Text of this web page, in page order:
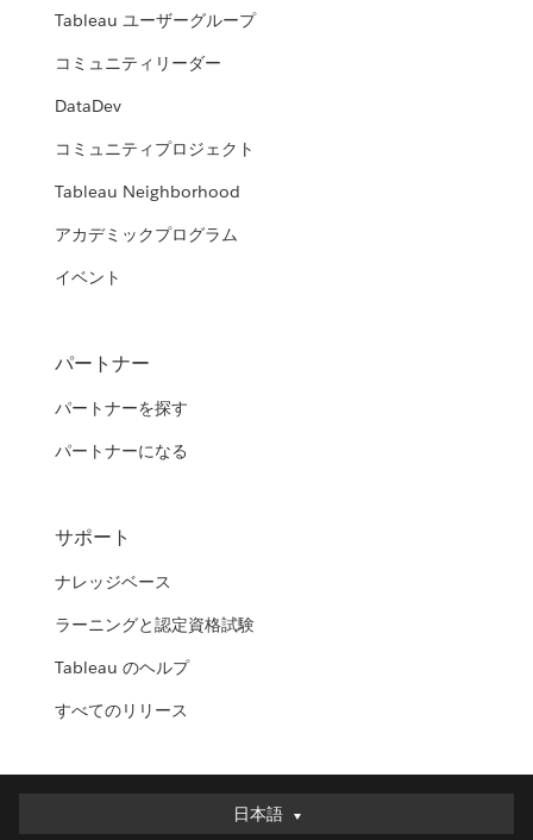
Tableau ユーザーグループ
コミュニティリーダー
DataDev
コミュニティプロジェクト
Tableau Neighborhood
アカデミックプログラム
イベント
パートナー
パートナーを探す
パートナーになる
サポート
ナレッジベース
ラーニングと認定資格試験
Tableau のヘルプ
すべてのリリース
日本語
日本語